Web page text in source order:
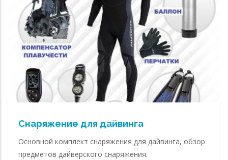
Снаряжение для дайвинга
Основной комплект снаряжения для дайвинга, обзор
предметов дайверского снаряжения.